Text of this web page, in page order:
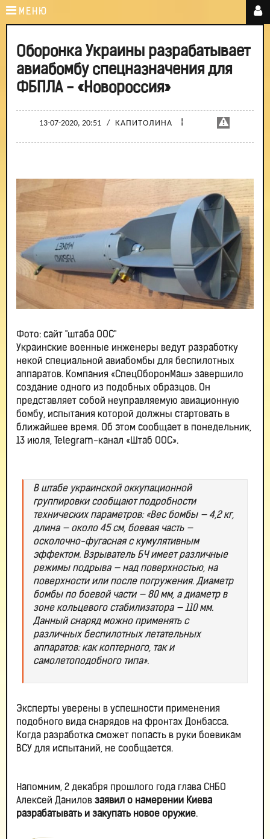
МЕНЮ
Оборонка Украины разрабатывает
авиабомбу спецназначения для
ФБПЛА - «Новороссия»
13-07-2020, 20:51 / КАПИТОЛИНА ¦
Фото: сайт "штаба ООС"
Украинские военные инженеры ведут разработку
некой специальной авиабомбы для беспилотных
аппаратов. Компания «СпецОборонМаш» завершило
создание одного из подобных образцов. Он
представляет собой неуправляемую авиационную
бомбу, испытания которой должны стартовать в
ближайшее время. Об этом сообщает в понедельник,
13 июля, Telegram-канал «Штаб ООС».
В штабе украинской оккупационной
группировки сообщают подробности
технических параметров: «Вес бомбы — 4,2 кг,
длина — около 45 см, боевая часть —
осколочно-фугасная с кумулятивным
эффектом. Взрыватель БЧ имеет различные
режимы подрыва — над поверхностью, на
поверхности или после погружения. Диаметр
бомбы по боевой части — 80 мм, а диаметр в
зоне кольцевого стабилизатора — 110 мм.
Данный снаряд можно применять с
различных беспилотных летательных
аппаратов: как коптерного, так и
самолетоподобного типа».
Эксперты уверены в успешности применения
подобного вида снарядов на фронтах Донбасса.
Когда разработка сможет попасть в руки боевикам
ВСУ для испытаний, не сообщается.
Напомним, 2 декабря прошлого года глава СНБО
Алексей Данилов заявил о намерении Киева
разрабатывать и закупать новое оружие.